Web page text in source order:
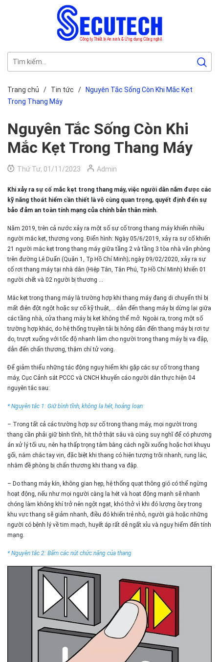
Trang chủ / Tin tức /
Nguyên Tắc Sống Còn Khi Mắc Kẹt
Trong Thang Máy
Nguyên Tắc Sống Còn Khi
Mắc Kẹt Trong Thang Máy
Thứ Tư, 01/11/2023 Admin
Khi xảy ra sự cố mắc kẹt trong thang máy, việc người dân nắm được các
kỹ năng thoát hiểm cần thiết là vô cùng quan trọng, quyết định đến sự
bảo đảm an toàn tính mạng của chính bản thân mình.
Năm 2019, trên cả nước xảy ra một số sự cố trong thang máy khiến nhiều
người mắc kẹt, thương vong. Điển hình: Ngày 05/6/2019, xảy ra sự cố khiến
21 người mắc kẹt trong thang máy giữa tầng 2 và tầng 3 tòa nhà văn phòng
trên đường Lê Duẩn (Quận 1, Tp Hồ Chí Minh); ngày 09/02/2020, xảy ra sự
cố rơi thang máy tại nhà dân (Hiệp Tân, Tân Phú, Tp Hồ Chí Minh) khiến 01
người chết và 02 người bị thương …
Mắc kẹt trong thang máy là trường hợp khi thang máy đang di chuyển thì bị
mất điện đột ngột hoặc sự cố kỹ thuật,… dẫn đến thang máy bị dừng lại giữa
các tầng nhà, cửa thang máy bị kẹt không thể mở. Ngoài ra, trong một số
trường hợp khác, do hệ thống truyền tải bị hỏng dẫn đến thang máy bị rơi tự
do, trượt xuống với tốc độ nhanh làm cho người trong thang máy bị va đập,
dẫn đến chấn thương, thậm chí tử vong.
Để giảm thiểu những tác động nguy hiểm khi gặp các sự cố trong thang
máy, Cục Cảnh sát PCCC và CNCH khuyến cáo người dân thực hiện 04
nguyên tắc sau:
* Nguyên tắc 1: Giữ bình tĩnh, không la hét, hoảng loạn
– Trong tất cả các trường hợp sự cố trong thang máy, mọi người trong
thang cần phải giữ bình tĩnh, hít thở thật sâu và cùng suy nghĩ để có phương
án xử lý tối ưu, nên hạ thấp trọng tâm bằng cách ngồi xuống hoặc hơi khuỵu
gối, nắm chắc tay vịn, đặc biệt khi thang có hiện tượng trôi nhanh, rung lắc,
nhằm đề phòng bị chấn thương khi thang va đập.
– Do thang máy kín, không gian hẹp, hệ thống quạt thông gió có thể ngừng
hoạt động, nếu như mọi người càng la hét và hoạt động mạnh sẽ nhanh
chóng làm không khí trở nên ngột ngạt, khó thở vì khi đó lượng ôxy trong
khu vực thang sẽ giảm nhanh, điều đó khiến trẻ nhỏ, người già hoặc những
người có bệnh lý về tim mạch, huyết áp rất dễ ngất xỉu và nguy hiểm đến tính
mạng.
* Nguyên tắc 2: Bấm các nút chức năng của thang